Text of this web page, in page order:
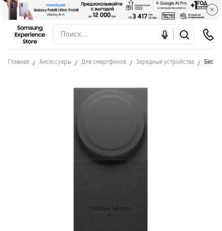
Главная Аксессуары Для смартфонов Зарядные устройства